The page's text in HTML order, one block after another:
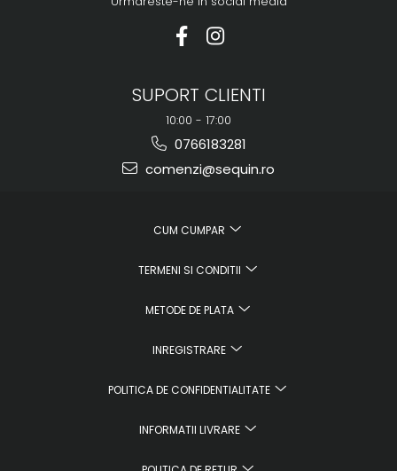
SUPORT CLIENTI
10:00 - 17:00
0766183281
comenzi@sequin.ro
CUM CUMPAR
TERMENI SI CONDITII
METODE DE PLATA
INREGISTRARE
POLITICA DE CONFIDENTIALITATE
INFORMATII LIVRARE